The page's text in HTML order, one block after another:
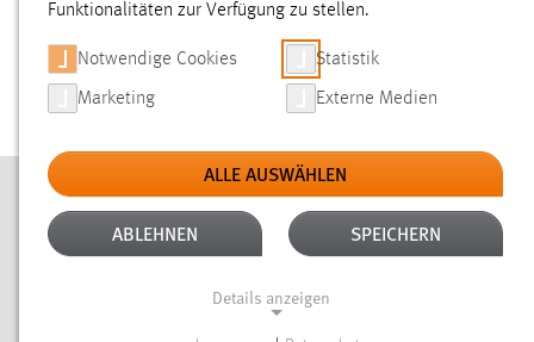
FREIE RÄUME (ZUM LERNEN O. Ä.)
Funktionalitäten zur Verfügung zu stellen.
Notwendige Cookies Statistik
Marketing Externe Medien
ALLE AUSWÄHLEN
ABLEHNEN SPEICHERN
Details anzeigen